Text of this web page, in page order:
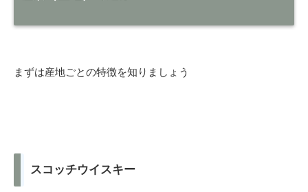
まずは産地ごとの特徴を知りましょう
スコッチウイスキー